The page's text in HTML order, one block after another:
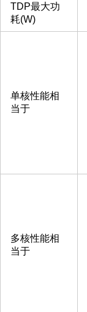
TDP最大功
耗(W)
单核性能相
当于
多核性能相
当于